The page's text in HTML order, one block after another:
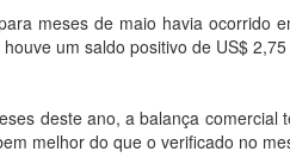
meses de maio havia ocorrido
um saldo positivo de US$
deste ano, a balança
melhor do que o verificado no